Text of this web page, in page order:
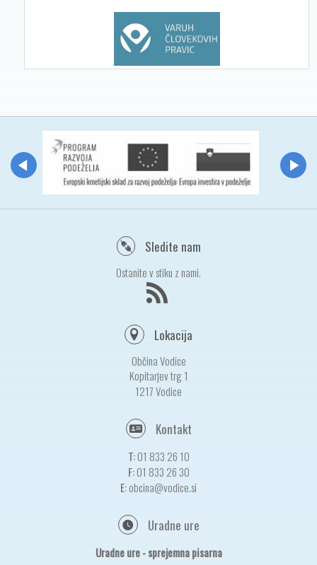
Sledite nam
Ostanite v stiku z nami.
Lokacija
Občina Vodice
Kopitarjev trg 1
1217 Vodice
Kontakt
T: 01 833 26 10
F: 01 833 26 30
E:obcina@vodice.si
Uradne ure
Uradne ure - sprejemna pisarna